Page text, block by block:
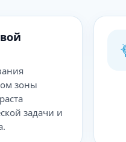
зоны
задачи и